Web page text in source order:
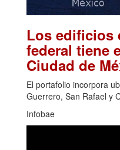
Los edificios
federal tiene
Ciudad de
El portafolio incorpora
Guerrero, San Rafael y
Infobae